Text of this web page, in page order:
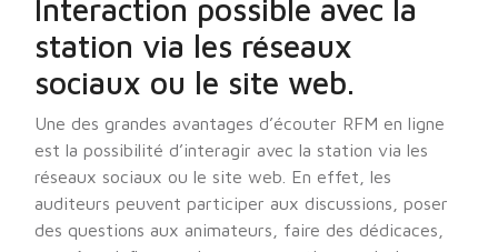
Interaction possible avec la
station via les réseaux
sociaux ou le site web.
Une des grandes avantages d’écouter RFM en ligne
est la possibilité d’interagir avec la station via les
réseaux sociaux ou le site web. En effet, les
auditeurs peuvent participer aux discussions, poser
des questions aux animateurs, faire des dédicaces,